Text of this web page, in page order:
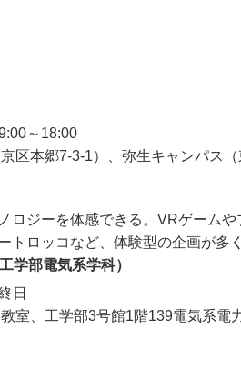
～18:00
区本郷7-3-1）、弥生キャンパス（
ジーを体感できる。VRゲーム
ロッコなど、体験型の企画が多く
部電気系学科）
日
室、工学部3号館1階139電気系電